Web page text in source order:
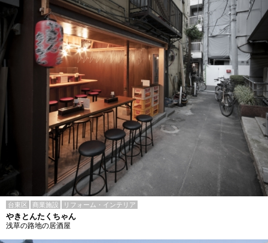
台東区 商業施設 リフォーム・インテリア
やきとんたくちゃん
浅草の路地の居酒屋